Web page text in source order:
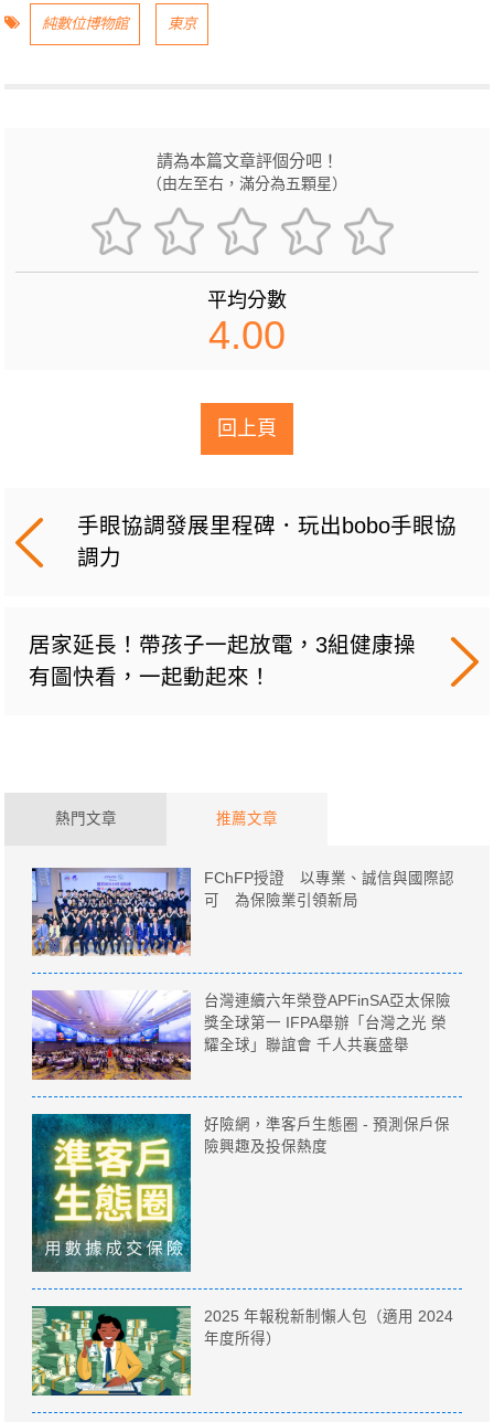
純數位博物館 東京
請為本篇文章評個分吧！
（由左至右，滿分為五顆星）
平均分數
4.00
回上頁
手眼協調發展里程碑．玩出bobo手眼協
調力
居家延長！帶孩子一起放電，3組健康操
有圖快看，一起動起來！
熱門文章 推薦文章
FChFP授證 以專業、誠信與國際認
可 為保險業引領新局
台灣連續六年榮登APFinSA亞太保險
獎全球第一 IFPA舉辦「台灣之光 榮
耀全球」聯誼會 千人共襄盛舉
好險網，準客戶生態圈 - 預測保戶保
險興趣及投保熱度
2025 年報稅新制懶人包（適用 2024
年度所得）